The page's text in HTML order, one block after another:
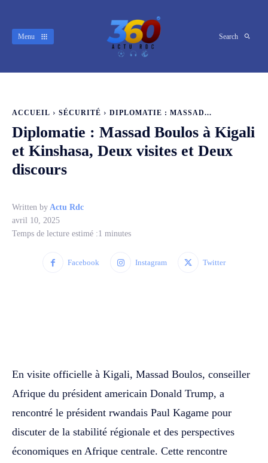
Menu Search
ACCUEIL SÉCURITÉ DIPLOMATIE : MASSAD...
Diplomatie : Massad Boulos à Kigali
et Kinshasa, Deux visites et Deux
discours
Written by Actu Rdc
avril 10, 2025
Temps de lecture estimé :1 minutes
Facebook Instagram Twitter
En visite officielle à Kigali, Massad Boulos, conseiller
Afrique du président americain Donald Trump, a
rencontré le président rwandais Paul Kagame pour
discuter de la stabilité régionale et des perspectives
économiques en Afrique centrale. Cette rencontre